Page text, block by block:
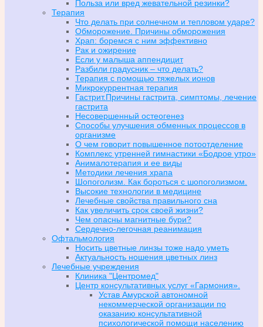
Польза или вред жевательной резинки?
Терапия
Что делать при солнечном и тепловом ударе?
Обморожение. Причины обморожения
Храп: боремся с ним эффективно
Рак и ожирение
Если у малыша аппендицит
Разбили градусник – что делать?
Терапия с помощью тяжелых ионов
Микрокуррентная терапия
Гастрит.Причины гастрита, симптомы, лечение
гастрита
Несовершенный остеогенез
Способы улучшения обменных процессов в
организме
О чем говорит повышенное потоотделение
Комплекс утренней гимнастики «Бодрое утро»
Анималотерапия и ее виды
Методики лечения храпа
Шопоголизм. Как бороться с шопоголизмом.
Высокие технологии в медицине
Лечебные свойства правильного сна
Как увеличить срок своей жизни?
Чем опасны магнитные бури?
Сердечно-легочная реанимация
Офтальмология
Носить цветные линзы тоже надо уметь
Актуальность ношения цветных линз
Лечебные учреждения
Клиника "Центромед"
Центр консультативных услуг «Гармония».
Устав Амурской автономной
некоммерческой организации по
оказанию консультативной
психологической помощи населению